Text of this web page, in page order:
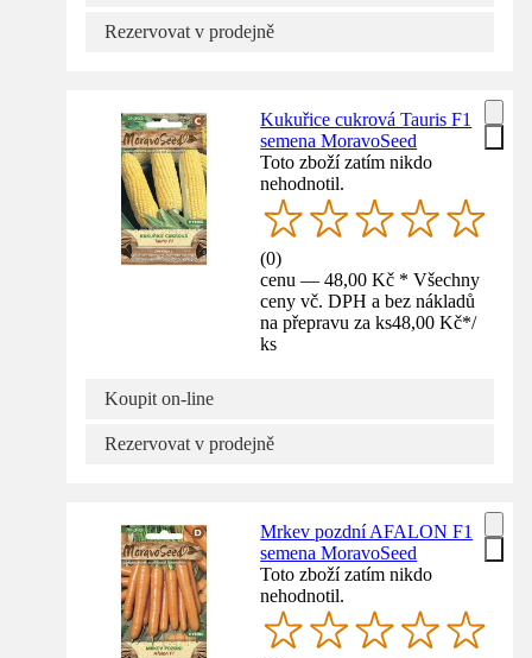
Rezervovat v prodejně
Kukuřice cukrová Tauris F1
semena MoravoSeed
Toto zboží zatím nikdo
nehodnotil.
(0)
cenu — 48,00 Kč * Všechny
ceny vč. DPH a bez nákladů
na přepravu za ks48,00 Kč*/
ks
Koupit on-line
Rezervovat v prodejně
Mrkev pozdní AFALON F1
semena MoravoSeed
Toto zboží zatím nikdo
nehodnotil.